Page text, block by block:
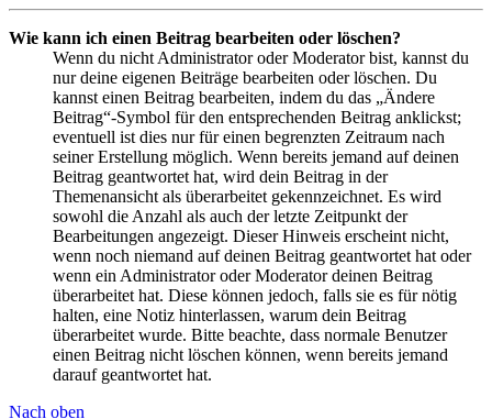
Wie kann ich einen Beitrag bearbeiten oder löschen?
Wenn du nicht Administrator oder Moderator bist, kannst du
nur deine eigenen Beiträge bearbeiten oder löschen. Du
kannst einen Beitrag bearbeiten, indem du das „Ändere
Beitrag“-Symbol für den entsprechenden Beitrag anklickst;
eventuell ist dies nur für einen begrenzten Zeitraum nach
seiner Erstellung möglich. Wenn bereits jemand auf deinen
Beitrag geantwortet hat, wird dein Beitrag in der
Themenansicht als überarbeitet gekennzeichnet. Es wird
sowohl die Anzahl als auch der letzte Zeitpunkt der
Bearbeitungen angezeigt. Dieser Hinweis erscheint nicht,
wenn noch niemand auf deinen Beitrag geantwortet hat oder
wenn ein Administrator oder Moderator deinen Beitrag
überarbeitet hat. Diese können jedoch, falls sie es für nötig
halten, eine Notiz hinterlassen, warum dein Beitrag
überarbeitet wurde. Bitte beachte, dass normale Benutzer
einen Beitrag nicht löschen können, wenn bereits jemand
darauf geantwortet hat.
Nach oben